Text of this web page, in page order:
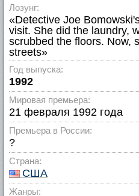
Лозунг:
«Detective Joe
visit. She did the laundry,
scrubbed the floors. Now,
streets»
Год выпуска:
1992
Мировая премьера:
21 февраля 1992 года
Премьера в России:
?
Страна:
США
Жанры: